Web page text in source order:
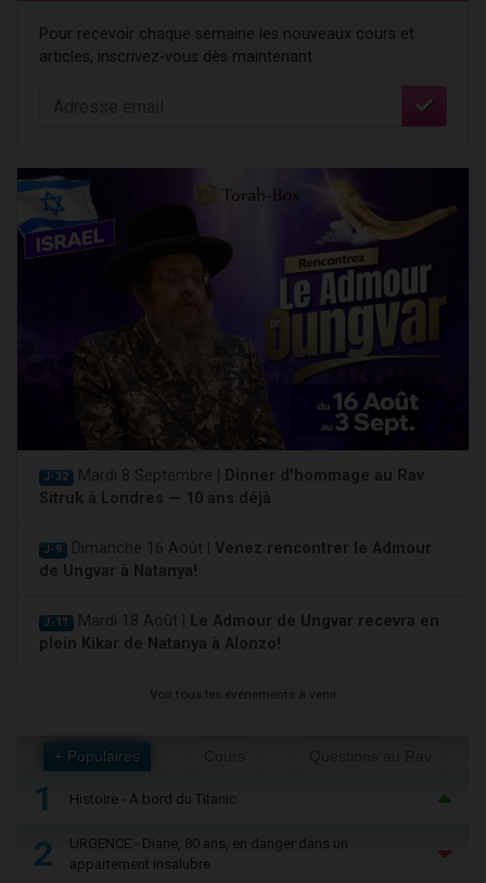
Pour recevoir chaque semaine les nouveaux cours et
articles, inscrivez-vous dès maintenant :
J-32 Mardi 8 Septembre |
Dinner d'hommage au Rav
Sitruk à Londres — 10 ans déjà
J-9 Dimanche 16 Août | Venez rencontrer le Admour
de Ungvar à Natanya!
J-11 Mardi 18 Août |
Le Admour de Ungvar recevra en
plein Kikar de Natanya à Alonzo!
Voir tous les événements à venir
+ Populaires
1 Histoire - À bord du Titanic
2
URGENCE - Diane, 80 ans, en danger dans un
appartement insalubre